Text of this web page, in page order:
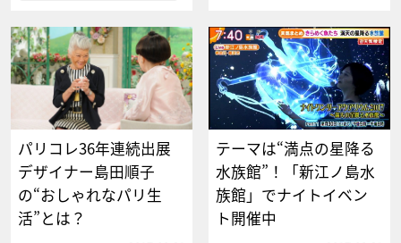
パリコレ36年連続出展
デザイナー島田順子
の“おしゃれなパリ生
活”とは？
テーマは“満点の星降る
水族館”！「新江ノ島水
族館」でナイトイベン
ト開催中